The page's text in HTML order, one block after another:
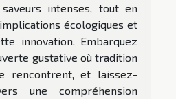
intenses, tout en
écologiques et
innovation. Embarquez
gustative où tradition
rencontrent, et laissez-
une compréhension